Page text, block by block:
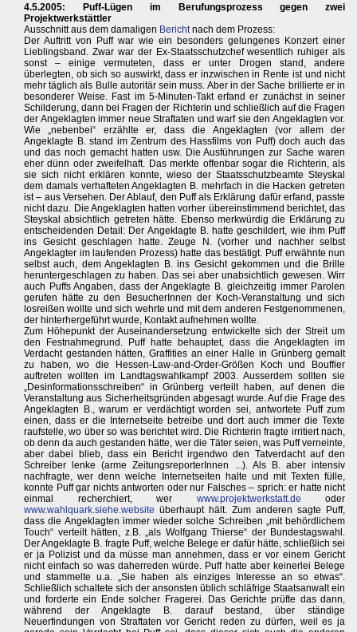
4.5.2005: Puff-Lügen im Berufungsprozess gegen zwei
Projektwerkstättler
Ausschnitt aus dem damaligen Berichtnach dem Prozess:
Der Auftritt von Puff war wie ein besonders gelungenes Konzert einer
Lieblingsband. Zwar war der Ex-Staatsschutzchef wesentlich ruhiger als
sonst – einige vermuteten, dass er unter Drogen stand, andere
überlegten, ob sich so auswirkt, dass er inzwischen in Rente ist und nicht
mehr täglich als Bulle autoritär sein muss. Aber in der Sache brillierte er in
besonderer Weise. Fast im 5-Minuten-Takt erfand er zunächst in seiner
Schilderung, dann bei Fragen der Richterin und schließlich auf die Fragen
der Angeklagten immer neue Straftaten und warf sie den Angeklagten vor.
Wie „nebenbei“ erzählte er, dass die Angeklagten (vor allem der
Angeklagte B. stand im Zentrum des Hassfilms von Puff) doch auch das
und das noch gemacht hatten usw. Die Ausführungen zur Sache waren
eher dünn oder zweifelhaft. Das merkte offenbar sogar die Richterin, als
sie sich nicht erklären konnte, wieso der Staatsschutzbeamte Steyskal
dem damals verhafteten Angeklagten B. mehrfach in die Hacken getreten
ist – aus Versehen. Der Ablauf, den Puff als Erklärung dafür erfand, passte
nicht dazu. Die Angeklagten hatten vorher übereinstimmend berichtet, das
Steyskal absichtlich getreten hätte. Ebenso merkwürdig die Erklärung zu
entscheidenden Detail: Der Angeklagte B. hatte geschildert, wie ihm Puff
ins Gesicht geschlagen hatte. Zeuge N. (vorher und nachher selbst
Angeklagter im laufenden Prozess) hatte das bestätigt. Puff erwähnte nun
selbst auch, dem Angeklagten B. ins Gesicht gekommen und die Brille
heruntergeschlagen zu haben. Das sei aber unabsichtlich gewesen. Wirr
auch Puffs Angaben, dass der Angeklagte B. gleichzeitig immer Parolen
gerufen hätte zu den BesucherInnen der Koch-Veranstaltung und sich
losreißen wollte und sich wehrte und mit dem anderen Festgenommenen,
der hinterhergeführt wurde, Kontakt aufnehmen wollte.
Zum Höhepunkt der Auseinandersetzung entwickelte sich der Streit um
den Festnahmegrund. Puff hatte behauptet, dass die Angeklagten im
Verdacht gestanden hätten, Graffities an einer Halle in Grünberg gemalt
zu haben, wo die Hessen-Law-and-Order-Größen Koch und Bouffier
auftreten wollten im Landtagswahlkampf 2003. Ausserdem sollten sie
„Desinformationsschreiben“ in Grünberg verteilt haben, auf denen die
Veranstaltung aus Sicherheitsgründen abgesagt wurde. Auf die Frage des
Angeklagten B., warum er verdächtigt worden sei, antwortete Puff zum
einen, dass er die Internetseite betreibe und dort auch immer die Texte
raufstelle, wo über so was berichtet wird. Die Richterin fragte irritiert nach,
ob denn da auch gestanden hätte, wer die Täter seien, was Puff verneinte,
aber dabei blieb, dass ein Bericht irgendwo den Tatverdacht auf den
Schreiber lenke (arme ZeitungsreporterInnen ...). Als B. aber intensiv
nachfragte, wer denn welche Internetseiten halte und mit Texten fülle,
konnte Puff gar nichts antworten oder nur Falsches – sprich: er hatte nicht
einmal recherchiert, wer www.projektwerkstatt.de oder
www.wahlquark.siehe.website überhaupt hält. Zum anderen sagte Puff,
dass die Angeklagten immer wieder solche Schreiben „mit behördlichem
Touch“ verteilt hätten, z.B. „als Wolfgang Thierse“ der Bundestagswahl.
Der Angeklagte B. fragte Puff, welche Belege er dafür hätte, schließlich sei
er ja Polizist und da müsse man annehmen, dass er vor einem Gericht
nicht einfach so was daherreden würde. Puff hatte aber keinerlei Belege
und stammelte u.a. „Sie haben als einziges Interesse an so etwas“.
Schließlich schaltete sich der ansonsten üblich schläfrige Staatsanwalt ein
und forderte ein Ende solcher Fragerei. Das Gerichte prüfte das dann,
während der Angeklagte B. darauf bestand, über ständige
Neuerfindungen von Straftaten vor Gericht reden zu dürfen, weil es ja